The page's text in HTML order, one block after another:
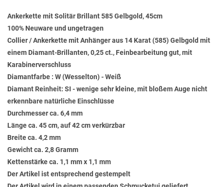
Ankerkette mit Solitär Brillant 585 Gelbgold, 45cm
100% Neuware und ungetragen
Collier / Ankerkette mit Anhänger aus 14 Karat (585) Gelbgold mit
einem Diamant-Brillanten, 0,25 ct., Feinbearbeitung gut, mit
Karabinerverschluss
Diamantfarbe : W (Wesselton) - Weiß
Diamant Reinheit: SI - wenige sehr kleine, mit bloßem Auge nicht
erkennbare natürliche Einschlüsse
Durchmesser ca. 6,4 mm
Länge ca. 45 cm, auf 42 cm verkürzbar
Breite ca. 4,2 mm
Gewicht ca. 2,8 Gramm
Kettenstärke ca. 1,1 mm x 1,1 mm
Der Artikel ist entsprechend gestempelt